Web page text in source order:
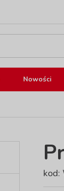
Nowości
kod: